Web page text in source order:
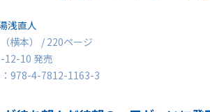
浅直人
横本） / 220ページ
12-10 発売
978-4-7812-1163-3